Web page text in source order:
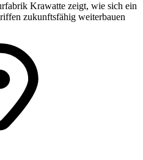
Krawatte zeigt, wie sich ein
zukunftsfähig weiterbauen